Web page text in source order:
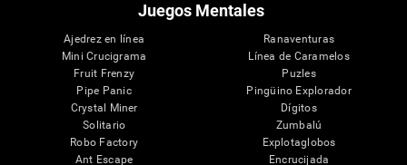
Juegos Mentales
Ajedrez en línea
Mini Crucigrama
Fruit Frenzy
Pipe Panic
Crystal Miner
Solitario
Robo Factory
Ant Escape
Ranaventuras
Línea de Caramelos
Puzles
Pingüino Explorador
Dígitos
Zumbalú
Explotaglobos
Encrucijada